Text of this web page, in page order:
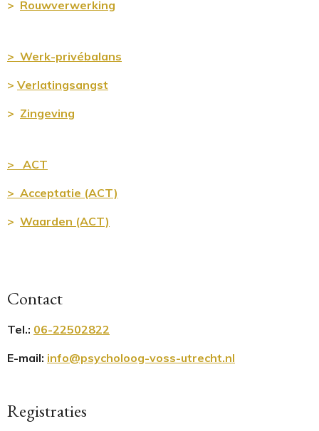
> Rouwverwerking
> Werk-privébalans
> Verlatingsangst
> Zingeving
> ACT
> Acceptatie (ACT)
> Waarden (ACT)
Contact
Tel.: 06-22502822
E-mail: info@psycholoog-voss-utrecht.nl
Registraties